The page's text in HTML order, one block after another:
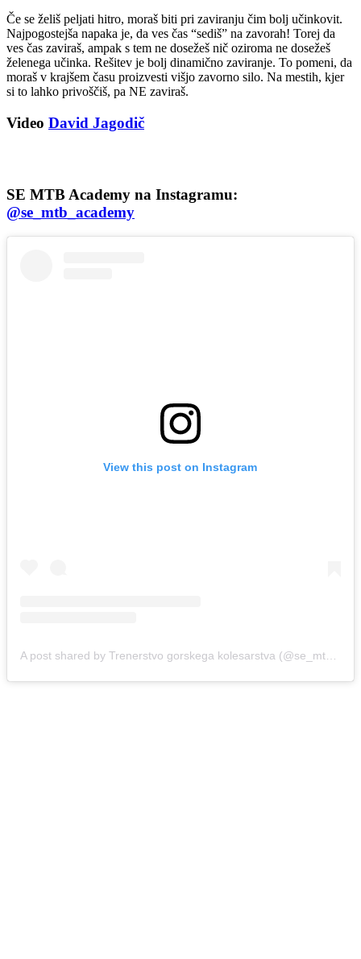
Če se želiš peljati hitro, moraš biti pri zaviranju čim bolj učinkovit.
Najpogostejša napaka je, da ves čas “sediš” na zavorah! Torej da
ves čas zaviraš, ampak s tem ne dosežeš nič oziroma ne dosežeš
želenega učinka. Rešitev je bolj dinamično zaviranje. To pomeni, da
moraš v krajšem času proizvesti višjo zavorno silo. Na mestih, kjer
si to lahko privoščiš, pa NE zaviraš.
Video David Jagodič
SE MTB Academy na Instagramu:
@se_mtb_academy
View this post on Instagram